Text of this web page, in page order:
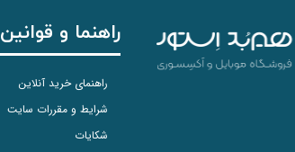
راهنما و قوانین
راهنمای خرید آنلاین
شرایط و مقررات سایت
شکایات